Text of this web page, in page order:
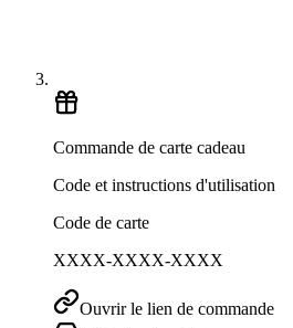
Commande de carte cadeau
Code et instructions d'utilisation
Code de carte
XXXX-XXXX-XXXX
Ouvrir le lien de commande